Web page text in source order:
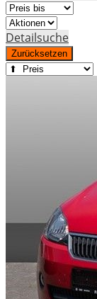
Detailsuche
Zurücksetzen